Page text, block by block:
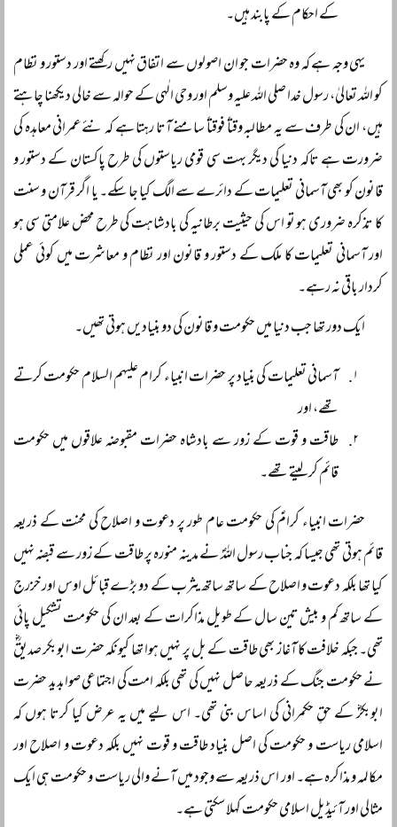
کے احکام کے پابند ہیں۔
یہی وجہ ہے کہ وہ حضرات جو ان اصولوں سے اتفاق نہیں رکھتے اور دستور و نظام
کو اللہ تعالیٰ، رسول خدا صلی اللہ علیہ وسلم اور وحی الٰہی کے حوالہ سے خالی دیکھنا چاہتے
ہیں، ان کی طرف سے یہ مطالبہ وقتاً فوقتاً سامنے آتا رہتا ہے کہ نئےعمرانی معاہدہ کی
ضرورت ہے تاکہ دنیا کی دیگر بہت سی قومی ریاستوں کی طرح پاکستان کے دستور و
قانون کو بھی آسمانی تعلیمات کے دائرے سے الگ کیا جا سکے۔ یا اگر قرآن و سنت
کا تذکرہ ضروری ہو تو اس کی حیثیت برطانیہ کی بادشاہت کی طرح محض علامتی سی ہو
اور آسمانی تعلیمات کا ملک کے دستور و قانون اور نظام و معاشرت میں کوئی عملی
کردار باقی نہ رہے۔
ایک دور تھا جب دنیا میں حکومت و قانون کی دو بنیادیں ہوتی تھیں۔
آسمانی تعلیمات کی بنیاد پر حضرات انبیاء کرام علیہم السلام حکومت کرتے
تھے، اور
طاقت و قوت کے زور سے بادشاہ حضرات مقبوضہ علاقوں میں حکومت
قائم کر لیتے تھے۔
حضرات انبیاء کرامؑ کی حکومت عام طور پر دعوت و اصلاح کی محنت کے ذریعہ
قائم ہوتی تھی جیسا کہ جناب رسول اللہؐ نے مدینہ منورہ پر طاقت کے زور سے قبضہ نہیں
کیا تھا بلکہ دعوت و اصلاح کے ساتھ ساتھ یثرب کے دو بڑے قبائل اوس اور خزرج
کے ساتھ کم و بیش تین سال کے طویل مذاکرات کے بعد ان کی حکومت تشکیل پائی
تھی۔ جبکہ خلافت کا آغاز بھی طاقت کے بل پر نہیں ہوا تھا کیونکہ حضرت ابوبکر صدیقؓ
نے حکومت جنگ کے ذریعہ حاصل نہیں کی تھی بلکہ امت کی اجتماعی صوابدید حضرت
ابوبکرؓ کے حقِ حکمرانی کی اساس بنی تھی۔ اس لیے میں یہ عرض کیا کرتا ہوں کہ
اسلامی ریاست و حکومت کی اصل بنیاد طاقت و قوت نہیں بلکہ دعوت و اصلاح اور
مکالمہ و مذاکرہ ہے۔ اور اس ذریعہ سے وجود میں آنے والی ریاست و حکومت ہی ایک
مثالی اور آئیڈیل اسلامی حکومت کہلا سکتی ہے۔